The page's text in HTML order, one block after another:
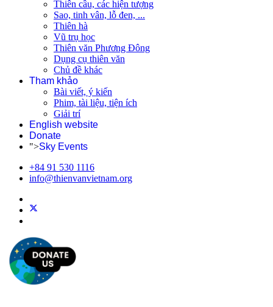
Thiên cầu, các hiện tượng
Sao, tinh vân, lỗ đen, ...
Thiên hà
Vũ trụ học
Thiên văn Phương Đông
Dụng cụ thiên văn
Chủ đề khác
Tham khảo
Bài viết, ý kiến
Phim, tài liệu, tiện ích
Giải trí
English website
Donate
">Sky Events
+84 91 530 1116
info@thienvanvietnam.org